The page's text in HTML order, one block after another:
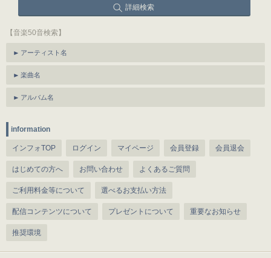
詳細検索
【音楽50音検索】
アーティスト名
楽曲名
アルバム名
information
インフォTOP ログイン マイページ 会員登録 会員退会
はじめての方へ お問い合わせ よくあるご質問
ご利用料金等について 選べるお支払い方法
配信コンテンツについて プレゼントについて 重要なお知らせ
推奨環境